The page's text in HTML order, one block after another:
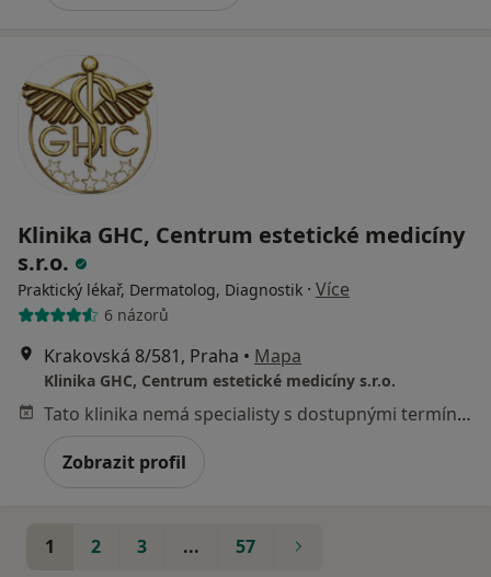
Klinika GHC, Centrum estetické medicíny
s.r.o.
Praktický lékař, Dermatolog, Diagnostik · Více
6 názorů
Krakovská 8/581, Praha • Mapa
Klinika GHC, Centrum estetické medicíny s.r.o.
Tato klinika nemá specialisty s dostupnými termíny v online kalendáři
Zobrazit profil
1 2 3 ... 57